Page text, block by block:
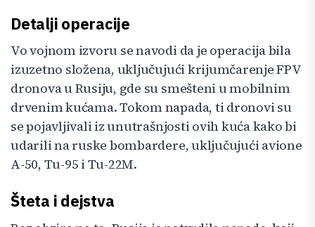
Detalji operacije
Vo vojnom izvoru se navodi da je operacija bila
izuzetno složena, uključujući krijumčarenje FPV
dronova u Rusiju, gde su smešteni u mobilnim
drvenim kućama. Tokom napada, ti dronovi su
se pojavljivali iz unutrašnjosti ovih kuća kako bi
udarili na ruske bombardere, uključujući avione
A-50, Tu-95 i Tu-22M.
Šteta i dejstva